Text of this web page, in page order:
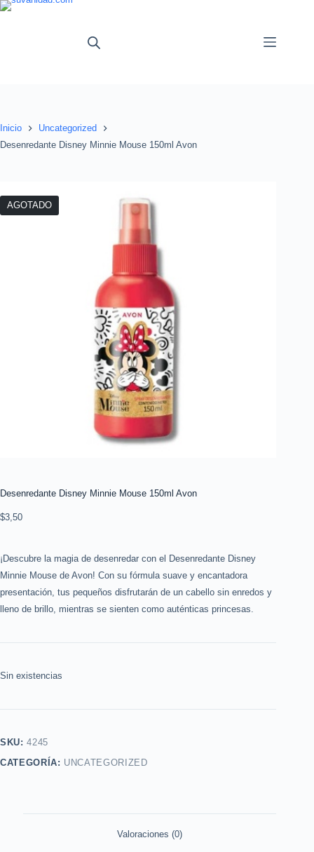
Saltar
Inicio
Uncategorized
Desenredante Disney Minnie Mouse 150ml Avon
AGOTADO
Desenredante Disney Minnie Mouse 150ml Avon
$3,50
¡Descubre la magia de desenredar con el Desenredante Disney
Minnie Mouse de Avon! Con su fórmula suave y encantadora
presentación, tus pequeños disfrutarán de un cabello sin enredos y
lleno de brillo, mientras se sienten como auténticas princesas.
Sin existencias
SKU:4245
CATEGORÍA: UNCATEGORIZED
Valoraciones (0)